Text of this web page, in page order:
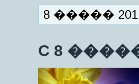
8 �����
C 8